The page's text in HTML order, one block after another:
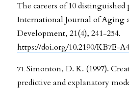
The careers of 10 distinguished
International Journal of Aging
Development, 21(4), 241-254.
https://doi.org/10.2190/KB7E-
Simonton, D. K. (1997).
predictive and explanatory